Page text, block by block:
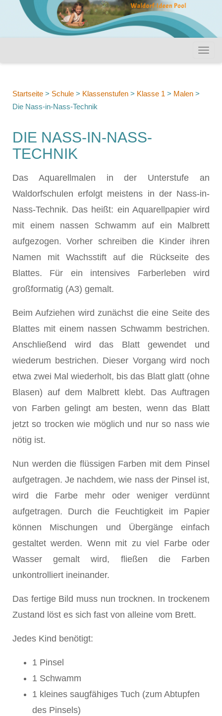
Startseite > Schule > Klassenstufen > Klasse 1 > Malen >
Die Nass-in-Nass-Technik
DIE NASS-IN-NASS-
TECHNIK
Das Aquarellmalen in der Unterstufe an
Waldorfschulen erfolgt meistens in der Nass-in-
Nass-Technik. Das heißt: ein Aquarellpapier wird
mit einem nassen Schwamm auf ein Malbrett
aufgezogen. Vorher schreiben die Kinder ihren
Namen mit Wachsstift auf die Rückseite des
Blattes. Für ein intensives Farberleben wird
großformatig (A3) gemalt.
Beim Aufziehen wird zunächst die eine Seite des
Blattes mit einem nassen Schwamm bestrichen.
Anschließend wird das Blatt gewendet und
wiederum bestrichen. Dieser Vorgang wird noch
etwa zwei Mal wiederholt, bis das Blatt glatt (ohne
Blasen) auf dem Malbrett klebt. Das Auftragen
von Farben gelingt am besten, wenn das Blatt
jetzt so trocken wie möglich und nur so nass wie
nötig ist.
Nun werden die flüssigen Farben mit dem Pinsel
aufgetragen. Je nachdem, wie nass der Pinsel ist,
wird die Farbe mehr oder weniger verdünnt
aufgetragen. Durch die Feuchtigkeit im Papier
können Mischungen und Übergänge einfach
gestaltet werden. Wenn mit zu viel Farbe oder
Wasser gemalt wird, fließen die Farben
unkontrolliert ineinander.
Das fertige Bild muss nun trocknen. In trockenem
Zustand löst es sich fast von alleine vom Brett.
Jedes Kind benötigt:
1 Pinsel
1 Schwamm
1 kleines saugfähiges Tuch (zum Abtupfen
des Pinsels)